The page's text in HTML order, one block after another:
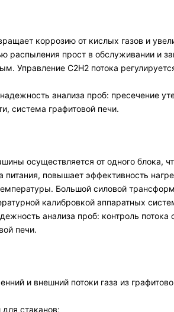
коррозию от кислых газов и
распыления прост в обслуживании и
Управление C2H2 потока
анализа проб: пресечение
система графитовой печи.
осуществляется от одного
повышает эффективность
Большой силовой
калибровкой аппаратных
анализа проб: контроль
печи.
и внешний потоки газа из
стаканов;